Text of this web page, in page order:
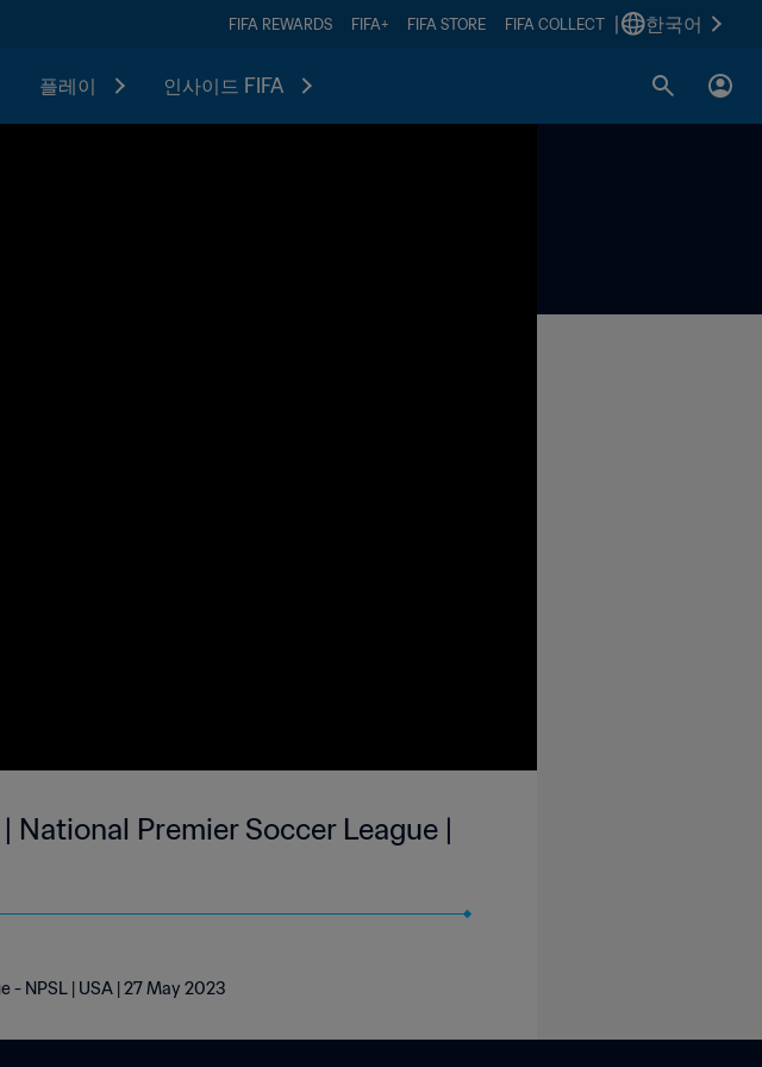
FIFA REWARDS FIFA+ FIFA STORE FIFA COLLECT 한국어
플레이 인사이드 FIFA
Premier Soccer League |
- NPSL | USA | 27 May 2023